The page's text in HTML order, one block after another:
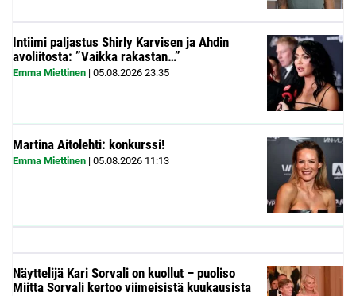
Intiimi paljastus Shirly Karvisen ja Ahdin
avoliitosta: ”Vaikka rakastan…”
Emma Miettinen | 05.08.2026 23:35
Martina Aitolehti: konkurssi!
Emma Miettinen | 05.08.2026 11:13
Näyttelijä Kari Sorvali on kuollut – puoliso
Miitta Sorvali kertoo viimeisistä kuukausista